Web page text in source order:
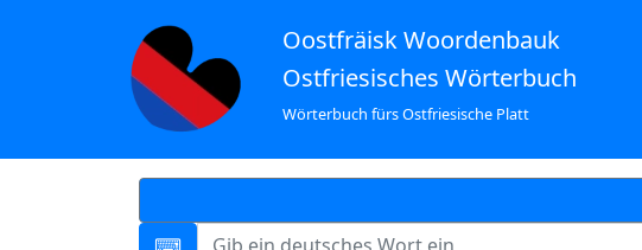
Oostfräisk Woordenbauk
Ostfriesisches Wörterbuch
Wörterbuch fürs Ostfriesische Platt